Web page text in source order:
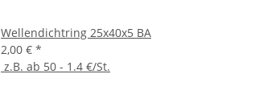
Wellendichtring 25x40x5 BA
2,00 € *
z.B. ab 50 - 1.4 €/St.